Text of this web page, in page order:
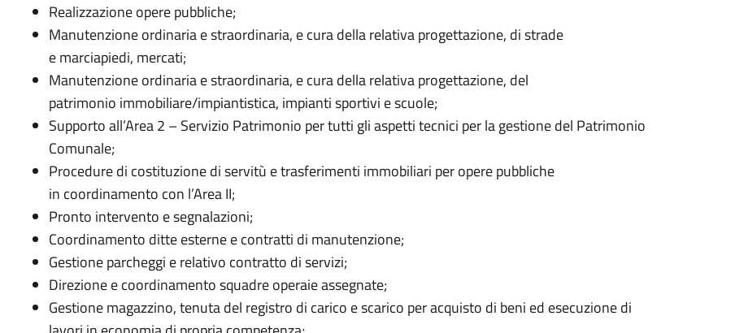
Realizzazione opere pubbliche;
Manutenzione ordinaria e straordinaria, e cura della relativa progettazione, di strade
e marciapiedi, mercati;
Manutenzione ordinaria e straordinaria, e cura della relativa progettazione, del
patrimonio immobiliare/impiantistica, impianti sportivi e scuole;
Supporto all’Area 2 – Servizio Patrimonio per tutti gli aspetti tecnici per la gestione del Patrimonio
Comunale;
Procedure di costituzione di servitù e trasferimenti immobiliari per opere pubbliche
in coordinamento con l’Area II;
Pronto intervento e segnalazioni;
Coordinamento ditte esterne e contratti di manutenzione;
Gestione parcheggi e relativo contratto di servizi;
Direzione e coordinamento squadre operaie assegnate;
Gestione magazzino, tenuta del registro di carico e scarico per acquisto di beni ed esecuzione di